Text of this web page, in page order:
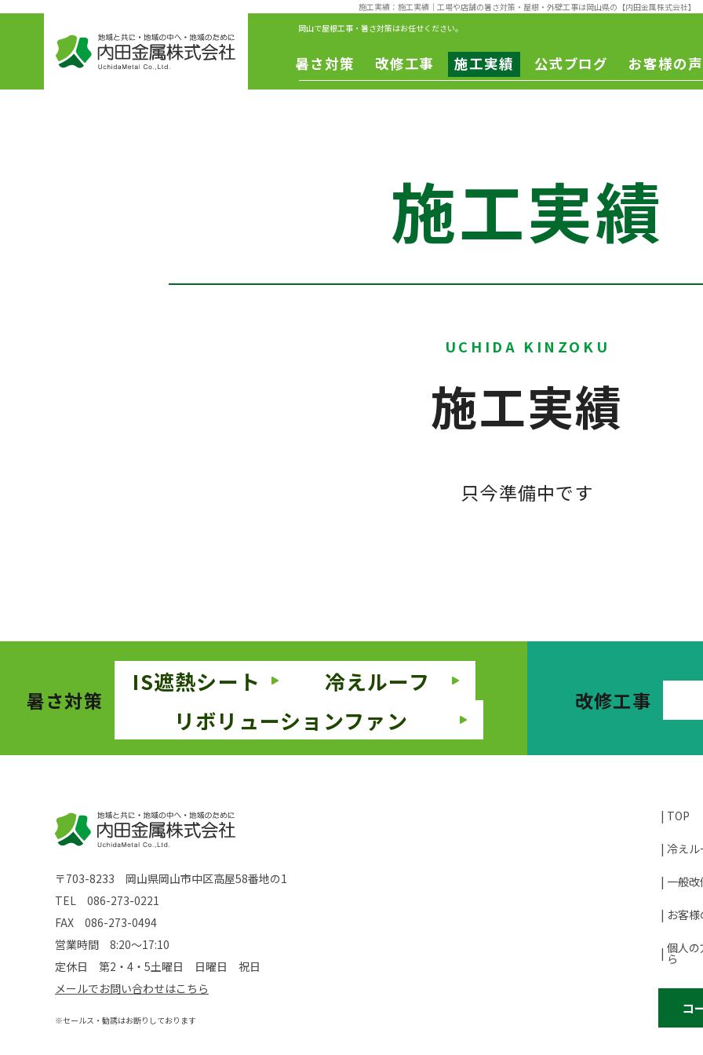
施工実績：施工実績 ｜工場や店舗の暑さ対策・屋根・外壁工事は岡山県の【内田金属株式会社】
岡山で屋根工事・暑さ対策はお任せください。
暑さ対策 改修工事 施工実績 公式ブログ お客様の声
施工実績
施工実績
只今準備中です
暑さ対策
IS遮熱シート
冷えルーフ
リボリューションファン
改修工事
〒703-8233 岡山県岡山市中区高屋58番地の1
TEL 086-273-0221
FAX 086-273-0494
営業時間 8:20～17:10
定休日 第2・4・5土曜日 日曜日 祝日
メールでお問い合わせはこちら
※セールス・勧誘はお断りしております
TOP
冷えル
一般改
お客様
個人の
ら
コ